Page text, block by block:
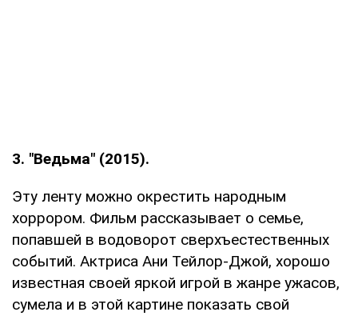
3. "Ведьма" (2015).
Эту ленту можно окрестить народным
хоррором. Фильм рассказывает о семье,
попавшей в водоворот сверхъестественных
событий. Актриса Ани Тейлор-Джой, хорошо
известная своей яркой игрой в жанре ужасов,
сумела и в этой картине показать свой